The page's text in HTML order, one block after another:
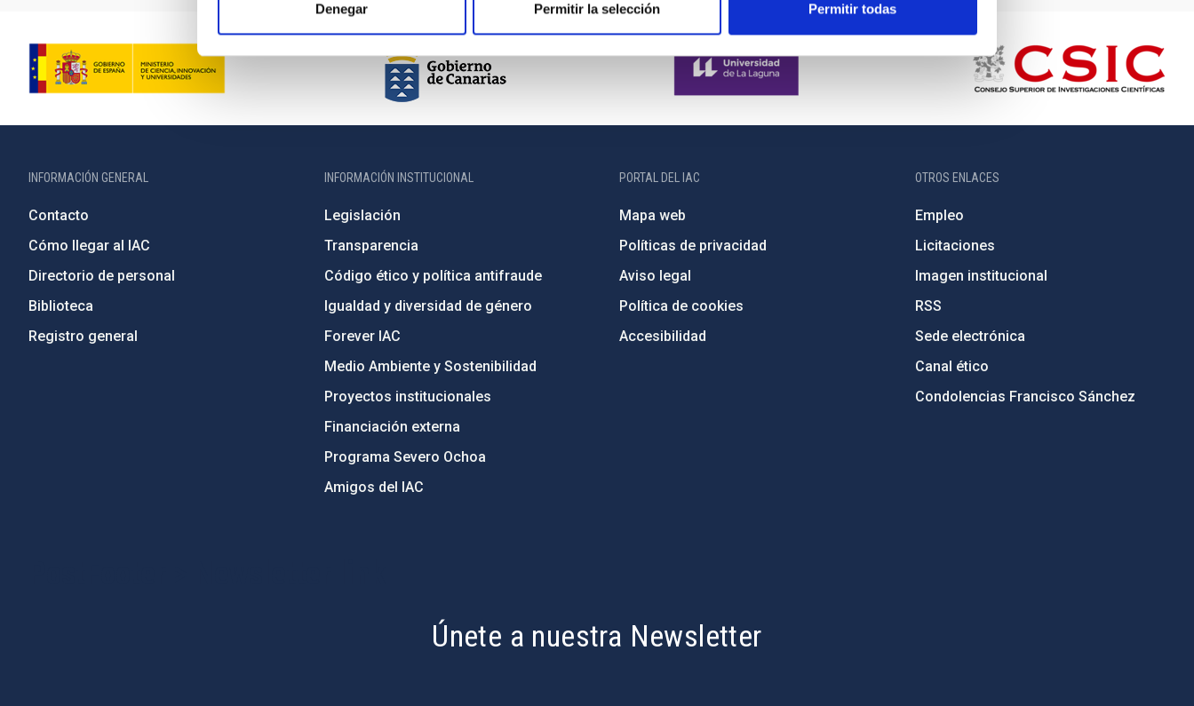
Denegar Permitir la selección Permitir todas
INFORMACIÓN GENERAL
Contacto
Cómo llegar al IAC
Directorio de personal
Biblioteca
Registro general
INFORMACIÓN INSTITUCIONAL
Legislación
Transparencia
Código ético y política antifraude
Igualdad y diversidad de género
Forever IAC
Medio Ambiente y Sostenibilidad
Proyectos institucionales
Financiación externa
Programa Severo Ochoa
Amigos del IAC
PORTAL DEL IAC
Mapa web
Políticas de privacidad
Aviso legal
Política de cookies
Accesibilidad
OTROS ENLACES
Empleo
Licitaciones
Imagen institucional
RSS
Sede electrónica
Canal ético
Condolencias Francisco Sánchez
Únete a nuestra Newsletter